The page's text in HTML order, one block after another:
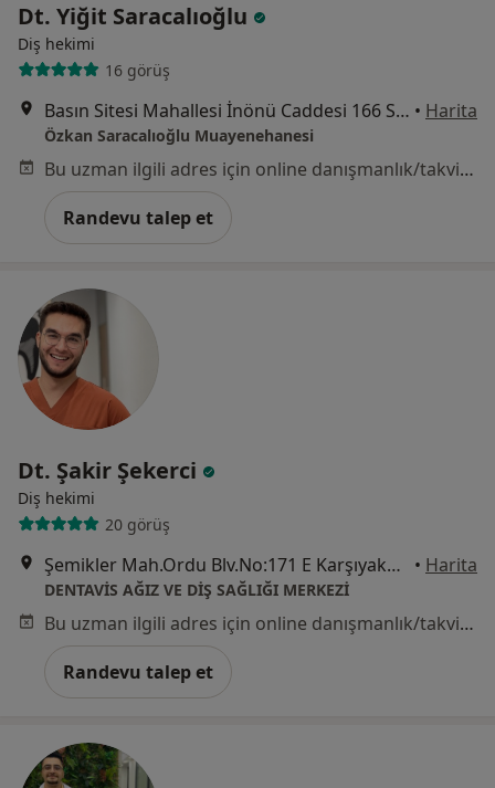
Dt. Yiğit Saracalıoğlu
Diş hekimi
16 görüş
Basın Sitesi Mahallesi İnönü Caddesi 166 Sokak No:2/2 Nilgül Apartmanı, Karabağlar • Harita
Özkan Saracalıoğlu Muayenehanesi
Bu uzman ilgili adres için online danışmanlık/takvim sunmuyor.
Randevu talep et
Dt. Şakir Şekerci
Diş hekimi
20 görüş
Şemikler Mah.Ordu Blv.No:171 E Karşıyaka/İzmir,, İzmir • Harita
DENTAVİS AĞIZ VE DİŞ SAĞLIĞI MERKEZİ
Bu uzman ilgili adres için online danışmanlık/takvim sunmuyor.
Randevu talep et